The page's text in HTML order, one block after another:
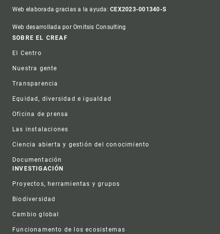
Web elaborada gracias a la ayuda:CEX2023-001340-S
Web desarrollada por Omitsis Consulting
Footer
SOBRE EL CREAF
El Centro
Nuestra gente
Transparencia
Equidad, diversidad e igualdad
Oficina de prensa
Las instalaciones
Ciencia abierta y gestión del conocimiento
Documentación
INVESTIGACIÓN
Proyectos, herramientas y grupos
Biodiversidad
Cambio global
Funcionamento de los ecosistemas